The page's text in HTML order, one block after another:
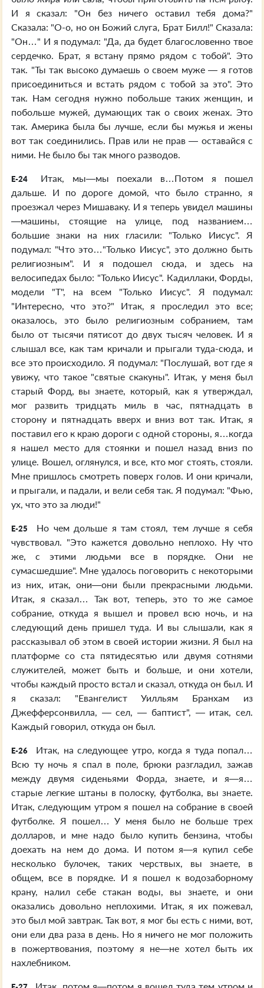
И я сказал: "Он без ничего оставил тебя дома?"
Сказала: "О-о, но он Божий слуга, Брат Билл!" Сказала:
"Он…" И я подумал: "Да, да будет благословенно твое
сердечко. Брат, я встану прямо рядом с тобой". Это
так. "Ты так высоко думаешь о своем муже — я готов
присоединиться и встать рядом с тобой за это". Это
так. Нам сегодня нужно побольше таких женщин, и
побольше мужей, думающих так о своих женах. Это
так. Америка была бы лучше, если бы мужья и жены
вот так соединились. Прав или не прав — оставайся с
ними. Не было бы так много разводов.
E-24
Итак, мы—мы поехали в…Потом я пошел
дальше. И по дороге домой, что было странно, я
проезжал через Мишаваку. И я теперь увидел машины
—машины, стоящие на улице, под названием…
большие знаки на них гласили: "Только Иисус". Я
подумал: "Что это…"Только Иисус", это должно быть
религиозным". И я подошел сюда, и здесь на
велосипедах было: "Только Иисус". Кадиллаки, Форды,
модели "Т", на всем "Только Иисус". Я подумал:
"Интересно, что это?" Итак, я проследил это все;
оказалось, это было религиозным собранием, там
было от тысячи пятисот до двух тысяч человек. И я
слышал все, как там кричали и прыгали туда-сюда, и
все это происходило. Я подумал: "Послушай, вот где я
увижу, что такое "святые скакуны". Итак, у меня был
старый Форд, вы знаете, который, как я утверждал,
мог развить тридцать миль в час, пятнадцать в
сторону и пятнадцать вверх и вниз вот так. Итак, я
поставил его к краю дороги с одной стороны, я…когда
я нашел место для стоянки и пошел назад вниз по
улице. Вошел, оглянулся, и все, кто мог стоять, стояли.
Мне пришлось смотреть поверх голов. И они кричали,
и прыгали, и падали, и вели себя так. Я подумал: "Фью,
ух, что это за люди!"
E-25
Но чем дольше я там стоял, тем лучше я себя
чувствовал. "Это кажется довольно неплохо. Ну что
же, с этими людьми все в порядке. Они не
сумасшедшие". Мне удалось поговорить с некоторыми
из них, итак, они—они были прекрасными людьми.
Итак, я сказал… Так вот, теперь, это то же самое
собрание, откуда я вышел и провел всю ночь, и на
следующий день пришел туда. И вы слышали, как я
рассказывал об этом в своей истории жизни. Я был на
платформе со ста пятидесятью или двумя сотнями
служителей, может быть и больше, и они хотели,
чтобы каждый просто встал и сказал, откуда он был. И
я сказал: "Евангелист Уилльям Бранхам из
Джефферсонвилла, — сел, — баптист", — итак, сел.
Каждый говорил, откуда он был.
E-26
Итак, на следующее утро, когда я туда попал…
Всю ту ночь я спал в поле, брюки разгладил, зажав
между двумя сиденьями Форда, знаете, и я—я…
старые легкие штаны в полоску, футболка, вы знаете.
Итак, следующим утром я пошел на собрание в своей
футболке. Я пошел… У меня было не больше трех
долларов, и мне надо было купить бензина, чтобы
доехать на нем до дома. И потом я—я купил себе
несколько булочек, таких черствых, вы знаете, в
общем, все в порядке. И я пошел к водозаборному
крану, налил себе стакан воды, вы знаете, и они
оказались довольно неплохими. Итак, я их пожевал,
это был мой завтрак. Так вот, я мог бы есть с ними, вот,
они ели два раза в день. Но я ничего не мог положить
в пожертвования, поэтому я не—не хотел быть их
нахлебником.